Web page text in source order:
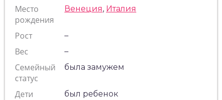
Место
рождения
Венеция, Италия
Рост –
Вес –
Семейный
статус
была замужем
Дети был ребенок